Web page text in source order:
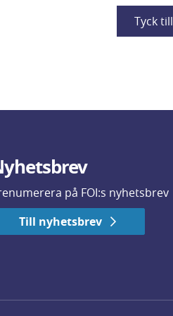
Tyck till
på FOI:s nyhetsbrev
Till nyhetsbrev